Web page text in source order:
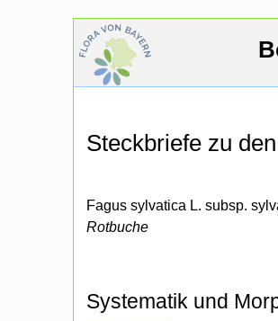
Steckbriefe zu
Fagus sylvatica L. subsp.
Rotbuche
Systematik und